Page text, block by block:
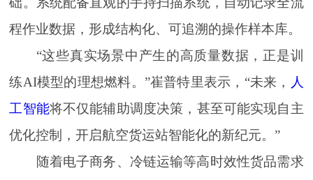
程作业数据，形成结构化、可追溯的操作样本库。
“这些真实场景中产生的高质量数据，正是训
练AI模型的理想燃料。”崔普特里表示，“未来， 人
工智能将不仅能辅助调度决策，甚至可能实现自主
优化控制，开启航空货运站智能化的新纪元。”
随着电子商务、冷链运输等高时效性货品需求